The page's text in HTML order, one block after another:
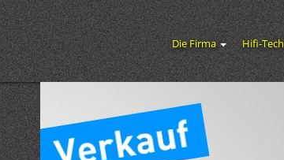
Die Firma Hifi-